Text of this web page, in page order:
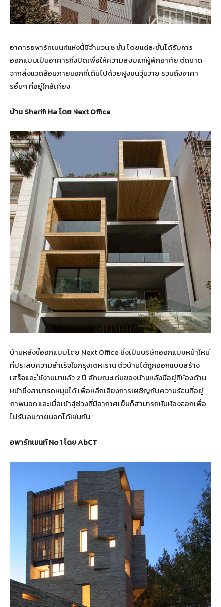
อาคารอพาร์ทเมนท์แห่งนี้มีจำนวน 6 ชั้น โดยแต่ละชั้นได้รับการ
ออกแบบเป็นอาคารกึ่งปิดเพื่อให้ความสงบแก่ผู้พักอาศัย ตัดขาด
จากสิ่งแวดล้อมภายนอกที่เต็มไปด้วยฝูงชนวุ่นวาย รวมถึงอาคา
รอื่นๆ ที่อยู่ใกล้เคียง
บ้าน Sharifi Ha โดย Next Office
บ้านหลังนี้ออกแบบโดย Next Office ซึ่งเป็นบริษัทออกแบบหน้าใหม่
ที่ประสบความสำเร็จในกรุงเตหะราน ตัวบ้านได้ถูกออกแบบสร้าง
เสร็จและใช้งานมาแล้ว 2 ปี ลักษณะเด่นของบ้านหลังนี้อยู่ที่ห้องด้าน
หน้าซึ่งสามารถหมุนได้ เพื่อหลีกเลี่ยงการเผชิญกับความร้อนที่อยู่
ภาพนอก และเมื่อเข้าสู่ช่วงที่มีอากาศเย็นก็สามารถหันห้องออกเพื่อ
ไปรับลมภายนอกได้เช่นกัน
อพาร์ทเมนท์ No 1 โดย AbCT